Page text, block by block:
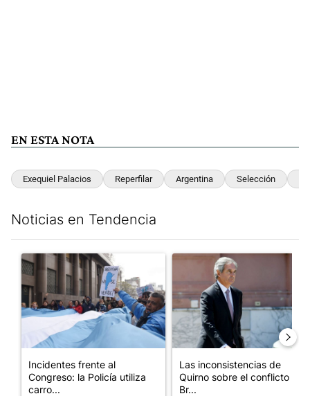
EN ESTA NOTA
Exequiel Palacios Reperfilar Argentina Selección
Noticias en Tendencia
Un artículo de tendencia con el título "Incidentes frente al
Incidentes frente al
Congreso: la Policía utiliza
carro...
Un artículo de tendencia con
Las inconsistencias de
Quirno sobre el conflicto con
Br...